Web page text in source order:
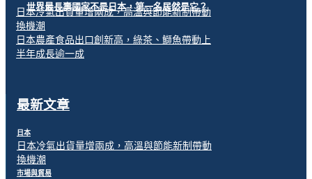
世界最長壽國家不是日本，第一名居然是它？
日本冷氣出貨量增兩成，高溫與節能新制帶動
換機潮
日本農產食品出口創新高，綠茶、鰤魚帶動上
半年成長逾一成
最新文章
日本
日本冷氣出貨量增兩成，高溫與節能新制帶動
換機潮
市場與貿易